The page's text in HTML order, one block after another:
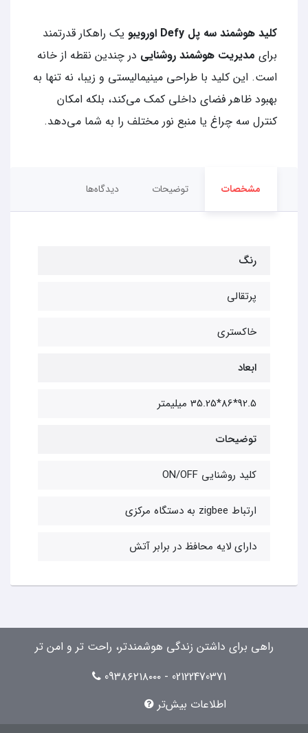
کلید هوشمند سه پل Defy اورویبو
یک راهکار قدرتمند
برای مدیریت هوشمند روشنایی در چندین نقطه از خانه
است. این کلید با طراحی مینیمالیستی و زیبا، نه تنها به
بهبود ظاهر فضای داخلی کمک می‌کند، بلکه امکان
کنترل سه چراغ یا منبع نور مختلف را به شما می‌دهد.
مشخصات توضیحات دیدگاه‌ها
رنگ
پرتقالی
خاکستری
ابعاد
92.5*86*35.25 میلیمتر
توضیحات
کلید روشنایی ON/OFF
ارتباط zigbee به دستگاه مرکزی
دارای لایه محافظ در برابر آتش
راهی برای داشتن زندگی هوشمندتر، راحت تر و امن تر
02122470371 - 09۳۸۶۲۱۸۰۰۰
اطلاعات بیش‌تر